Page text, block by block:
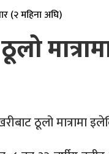
(२ महिना अघि)
ठूलो मात्रामा